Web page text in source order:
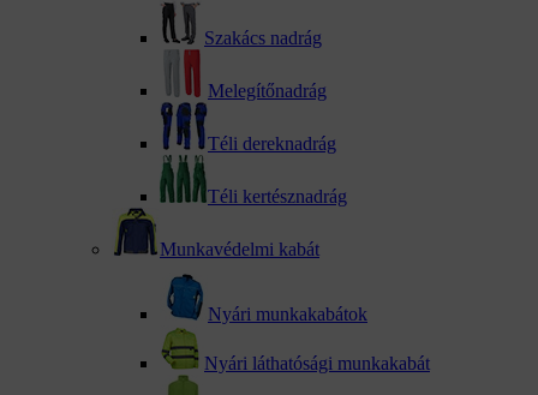
Szakács nadrág
Melegítőnadrág
Téli dereknadrág
Téli kertésznadrág
Munkavédelmi kabát
Nyári munkakabátok
Nyári láthatósági munkakabát